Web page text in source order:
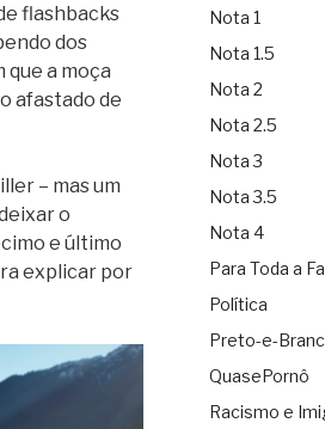
flashbacks
dos
a moça
afastado de
– mas um
o
e último
explicar por
Nota 1
Nota 1.5
Nota 2
Nota 2.5
Nota 3
Nota 3.5
Nota 4
Para Toda a
Política
Preto-e-
QuasePornô
Racismo e